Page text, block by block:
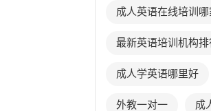
成人英语在线培训
最新英语培训机构排
成人学英语哪里好
外教一对一 成